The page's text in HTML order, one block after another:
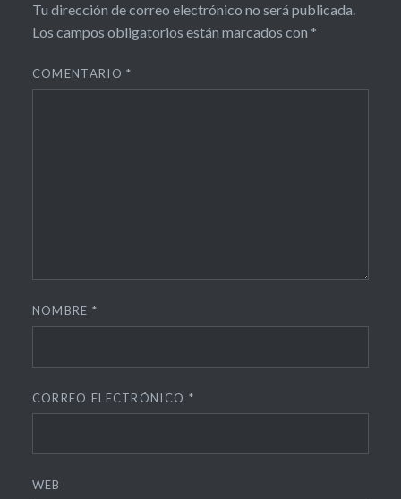
Tu dirección de correo electrónico no será publicada.
Los campos obligatorios están marcados con *
COMENTARIO*
NOMBRE *
CORREO ELECTRÓNICO *
WEB